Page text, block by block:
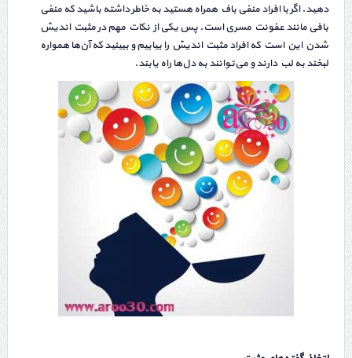
دهید. اگر با افراد منفی باف همراه هستید به خاطر داشته باشید که منفی
بافی مانند عفونت مسری است. پس یکی از نکات مهم در مثبت اندیش
شدن این است که افراد مثبت اندیش را بیابیم و ببینید که آن‌ها همواره
لبخند به لب دارند و می‌توانند به دل‌ها راه یابند.